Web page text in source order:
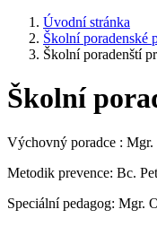
Úvodní stránka
Školní poradenské
Školní poradenští
Školní
Výchovný poradce : Mgr.
Metodik prevence: Bc.
Speciální pedagog: Mgr.